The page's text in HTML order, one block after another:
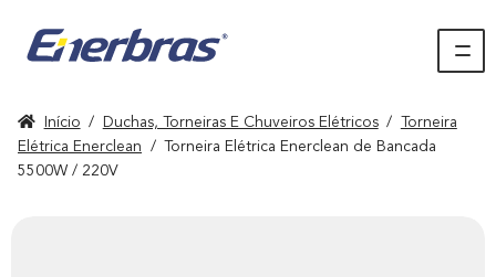
Início / Duchas, Torneiras E Chuveiros Elétricos /
Torneira
Elétrica Enerclean
/
Torneira Elétrica Enerclean de Bancada
5500W / 220V